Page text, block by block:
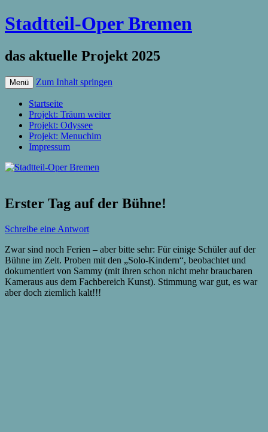
Stadtteil-Oper Bremen
das aktuelle Projekt 2025
Menü Zum Inhalt springen
Startseite
Projekt: Träum weiter
Projekt: Odyssee
Projekt: Menuchim
Impressum
Erster Tag auf der Bühne!
Schreibe eine Antwort
Zwar sind noch Ferien – aber bitte sehr: Für einige Schüler auf der
Bühne im Zelt. Proben mit den „Solo-Kindern“, beobachtet und
dokumentiert von Sammy (mit ihren schon nicht mehr braucbaren
Kameraus aus dem Fachbereich Kunst). Stimmung war gut, es war
aber doch ziemlich kalt!!!